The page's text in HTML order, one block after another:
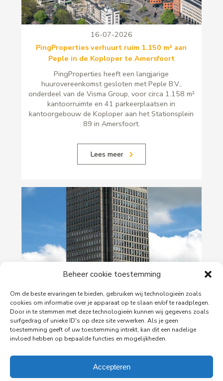
Beheer cookie toestemming
Om de beste ervaringen te bieden, gebruiken wij technologieën zoals
cookies om informatie over je apparaat op te slaan en/of te raadplegen.
Door in te stemmen met deze technologieën kunnen wij gegevens zoals
surfgedrag of unieke ID's op deze site verwerken. Als je geen
toestemming geeft of uw toestemming intrekt, kan dit een nadelige
invloed hebben op bepaalde functies en mogelijkheden.
Accepteren
16-07-2026
PingProperties verhuurt ruim 1.150 m² aan
Peple in de Koploper te Amersfoort
PingProperties heeft een langjarige
huurovereenkomst gesloten met Peple B.V.,
onderdeel van de Visma Group, voor circa 1.158 m²
kantoorruimte en 41 parkeerplaatsen in
kantoorgebouw de Koploper aan het Stationsplein
89 in Amersfoort.
Lees meer
PingProperties verhuist haar hoofdkantoor naar
de Rembrandttoren in Amsterdam
PingProperties heeft haar hoofdkantoor gevestigd
in de Rembrandttoren (Rembrandt Tower), het
Amsterdam.